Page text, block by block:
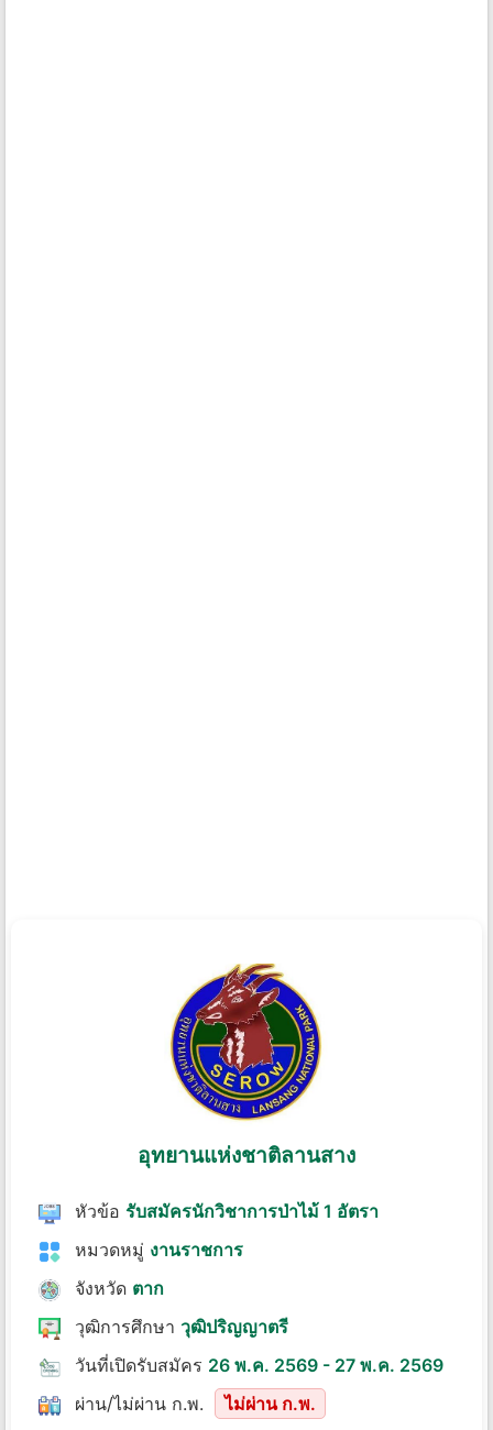
อุทยานแห่งชาติลานสาง
หัวข้อ รับสมัครนักวิชาการป่าไม้ 1 อัตรา
หมวดหมู่ งานราชการ
จังหวัด ตาก
วุฒิการศึกษา วุฒิปริญญาตรี
วันที่เปิดรับสมัคร 26 พ.ค. 2569 - 27 พ.ค. 2569
ผ่าน/ไม่ผ่าน ก.พ.
ไม่ผ่าน ก.พ.